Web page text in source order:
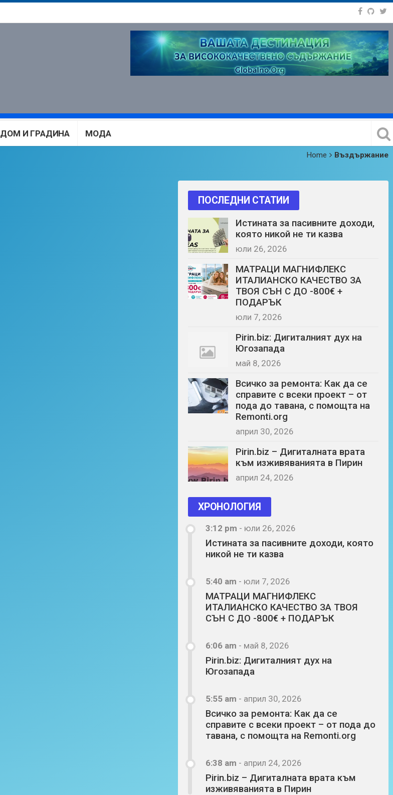
ДОМ И ГРАДИНА МОДА
Home Въздържание
ПОСЛЕДНИ СТАТИИ
Истината за пасивните доходи,
която никой не ти казва
юли 26, 2026
МАТРАЦИ МАГНИФЛЕКС
ИТАЛИАНСКО КАЧЕСТВО ЗА
ТВОЯ СЪН С ДО -800€ +
ПОДАРЪК
юли 7, 2026
Pirin.biz: Дигиталният дух на
Югозапада
май 8, 2026
Всичко за ремонта: Как да се
справите с всеки проект – от
пода до тавана, с помощта на
Remonti.org
април 30, 2026
Pirin.biz – Дигиталната врата
към изживяванията в Пирин
април 24, 2026
ХРОНОЛОГИЯ
3:12 pm - юли 26, 2026
Истината за пасивните доходи, която
никой не ти казва
5:40 am - юли 7, 2026
МАТРАЦИ МАГНИФЛЕКС
ИТАЛИАНСКО КАЧЕСТВО ЗА ТВОЯ
СЪН С ДО -800€ + ПОДАРЪК
6:06 am - май 8, 2026
Pirin.biz: Дигиталният дух на
Югозапада
5:55 am - април 30, 2026
Всичко за ремонта: Как да се
справите с всеки проект – от пода до
тавана, с помощта на Remonti.org
6:38 am - април 24, 2026
Pirin.biz – Дигиталната врата към
изживяванията в Пирин